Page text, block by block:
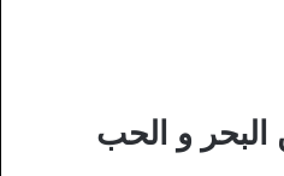
و الحب